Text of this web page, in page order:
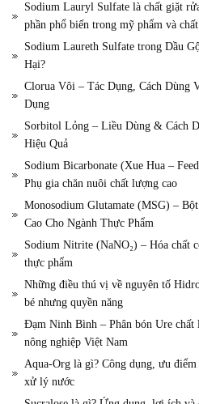
Sodium Lauryl Sulfate là chất giặt
phần phổ biến trong mỹ phẩm và
Sodium Laureth Sulfate trong Dầu
Hại?
Clorua Vôi – Tác Dụng, Cách Dùng
Dụng
Sorbitol Lỏng – Liều Dùng & Cách
Hiệu Quả
Sodium Bicarbonate (Xue Hua –
Phụ gia chăn nuôi chất lượng cao
Monosodium Glutamate (MSG) –
Cao Cho Ngành Thực Phẩm
Sodium Nitrite (NaNO₂) – Hóa chất
thực phẩm
Những điều thú vị về nguyên tố
bé nhưng quyền năng
Đạm Ninh Bình – Phân bón Ure chất
nông nghiệp Việt Nam
Aqua-Org là gì? Công dụng, ưu
xử lý nước